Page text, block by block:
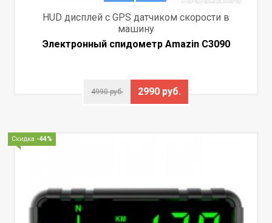
HUD дисплей с GPS датчиком скорости в
машину
Электронный спидометр Amazin C3090
4990 руб. 2990 руб.
Скидка -44%